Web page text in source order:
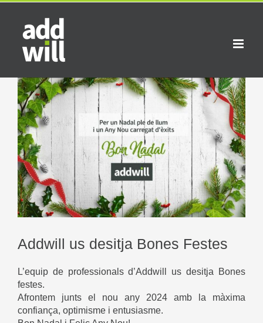
Skip
content
View
Larger
Image
Addwill us desitja Bones Festes
L’equip de professionals d’Addwill us desitja Bones
festes.
Afrontem junts el nou any 2024 amb la màxima
confiança, optimisme i entusiasme.